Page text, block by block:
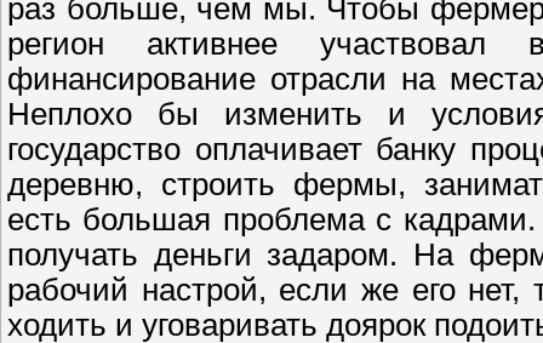
раз больше, чем мы. Чтобы фермер
регион активнее
финансирование отрасли на
Неплохо бы изменить и
государство оплачивает банку
деревню, строить фермы,
есть большая проблема с
получать деньги задаром. На
рабочий настрой, если же его
ходить и уговаривать доярок